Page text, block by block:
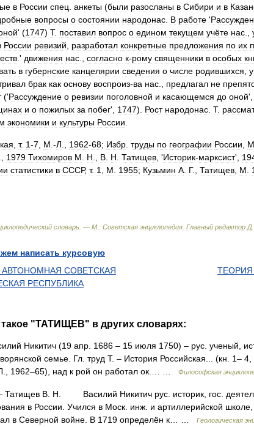
в России спец анкеты (были разосланы в Сибири и в
вопросы о состоянии народонас В работе '
' (1747) Т. поставил вопрос о едином текущем учёте нас
России ревизий разработал конкретные предложения по их
.' движения нас согласно к-рому священники в особых
в губернские канцелярии сведения о числе родившихся
брак как основу воспроиз-ва нас предлагал не
('Рассуждение о ревизии поголовной и касающемся до оной',
и о пожилых за побег', 1747). Рост народонас Т.
экономики и культуры России
т. 1-7 М .-Л 1962-68; Избр труды по географии России М
1979 Тихомиров М Н В Н Татищев , 'Историк-марксист',
статистики в СССР, т. 1 М 1955; Кузьмин А Г., Татищев М
словарь . — М : Советская энциклопедия Главный редактор Д
написать курсовую
АВТОНOМНАЯ СОВЕТСКАЯ
РЕСПУБЛИКА
"ТАТИЩЕВ" в других словарях:
Никитич (19 апр. 1686 – 15 июля 1750) – рус. ученый,
семье. Гл. труд Т. – История Российская... (кн. 1–
1962–65), над к рой он работал ок.… …
Философская
В. Н. Василий Никитич рус. историк, гос.
в России. Учился в Моск. инж. и артиллерийской
в Северной войне. В 1719 определён к… …
Геологическая